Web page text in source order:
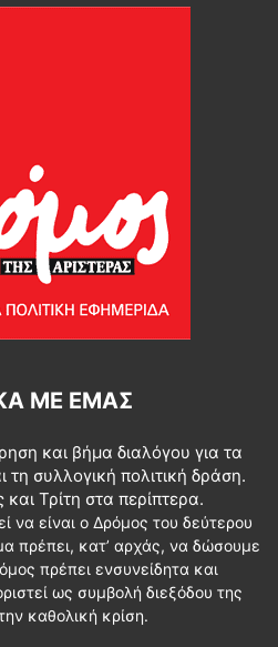
ΜΕ ΕΜΆΣ
και βήμα διαλόγου για τα
τη συλλογική πολιτική δράση.
Τρίτη στα περίπτερα.
να είναι ο Δρόμος του δεύτερου
πρέπει, κατ’ αρχάς, να δώσουμε
πρέπει ενσυνείδητα και
ως συμβολή διεξόδου της
καθολική κρίση.